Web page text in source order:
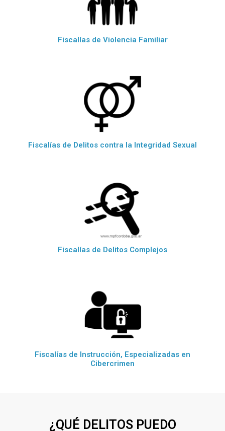
Fiscalías de Violencia Familiar
Fiscalías de Delitos contra la Integridad Sexual
Fiscalías de Delitos Complejos
Fiscalías de Instrucción, Especializadas en
Cibercrimen
¿QUÉ DELITOS PUEDO